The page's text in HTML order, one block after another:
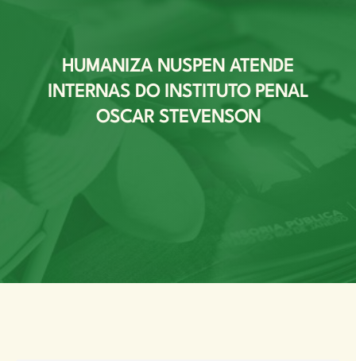
HUMANIZA NUSPEN ATENDE
INTERNAS DO INSTITUTO PENAL
OSCAR STEVENSON